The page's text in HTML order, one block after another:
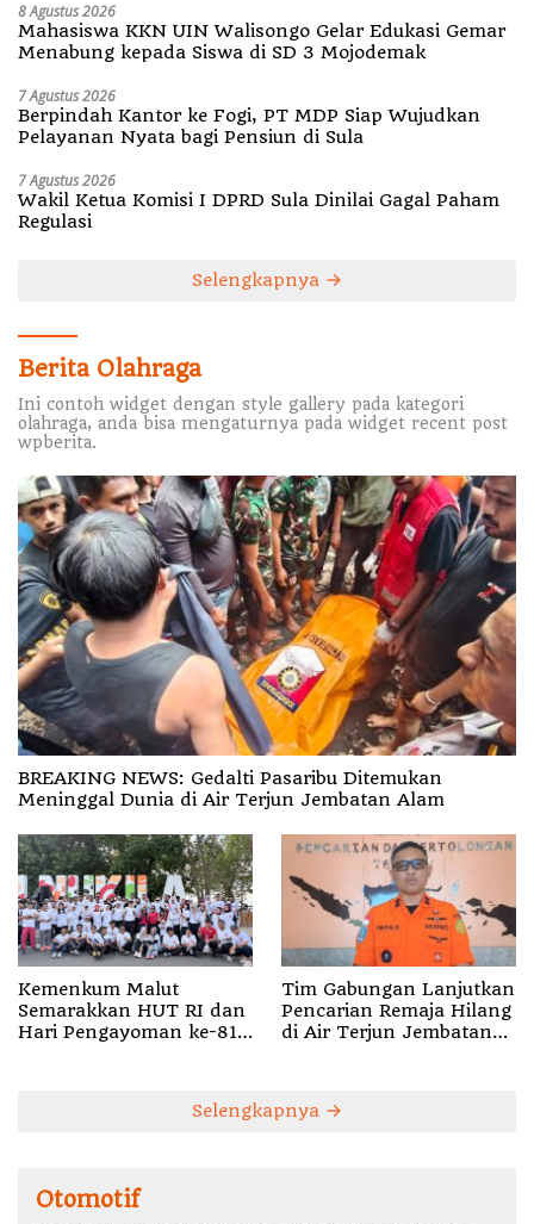
8 Agustus 2026
Mahasiswa KKN UIN Walisongo Gelar Edukasi Gemar
Menabung kepada Siswa di SD 3 Mojodemak
7 Agustus 2026
Berpindah Kantor ke Fogi, PT MDP Siap Wujudkan
Pelayanan Nyata bagi Pensiun di Sula
7 Agustus 2026
Wakil Ketua Komisi I DPRD Sula Dinilai Gagal Paham
Regulasi
Selengkapnya
Berita Olahraga
Ini contoh widget dengan style gallery pada kategori
olahraga, anda bisa mengaturnya pada widget recent post
wpberita.
BREAKING NEWS: Gedalti Pasaribu Ditemukan
Meninggal Dunia di Air Terjun Jembatan Alam
Kemenkum Malut
Semarakkan HUT RI dan
Hari Pengayoman ke-81
Tim Gabungan Lanjutkan
Pencarian Remaja Hilang
di Air Terjun Jembatan
Selengkapnya
Otomotif